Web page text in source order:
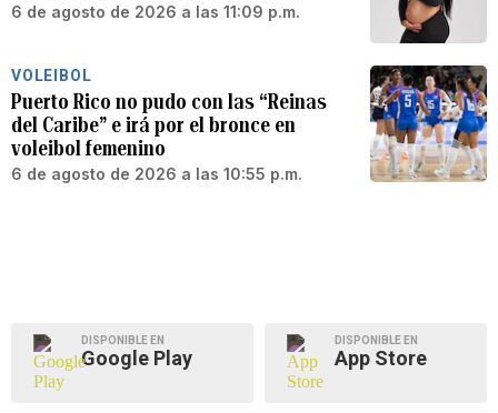
6 de agosto de 2026 a las 11:09 p.m.
VOLEIBOL
Puerto Rico no pudo con las “Reinas
del Caribe” e irá por el bronce en
voleibol femenino
6 de agosto de 2026 a las 10:55 p.m.
DISPONIBLE EN
Google Play
DISPONIBLE EN
App Store